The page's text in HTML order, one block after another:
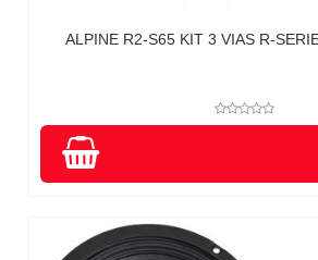
ALPINE R2-S65 KIT 3 VIAS R-